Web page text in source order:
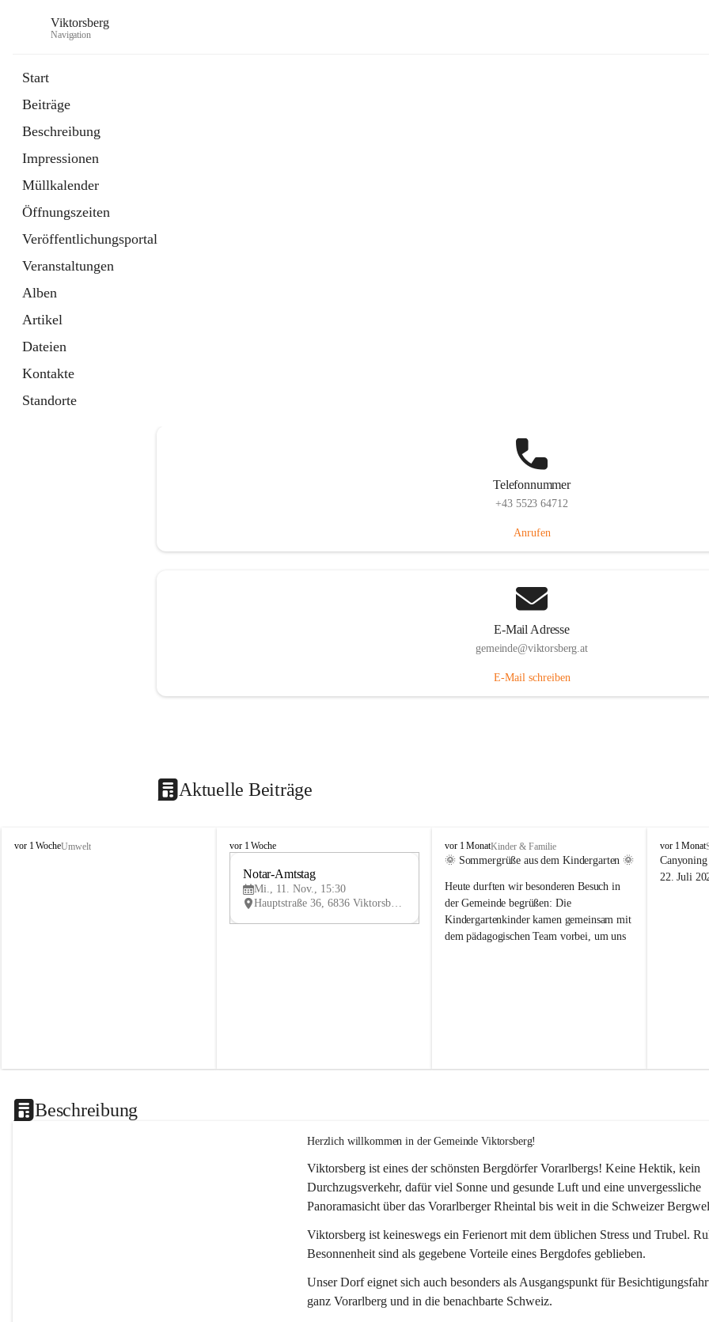
Viktorsberg
Navigation
Start
Beiträge
Beschreibung
Impressionen
Müllkalender
Öffnungszeiten
Veröffentlichungsportal
Veranstaltungen
Alben
Artikel
Dateien
Kontakte
Standorte
Telefonnummer
+43 5523 64712
Anrufen
E-Mail Adresse
gemeinde@viktorsberg.at
E-Mail schreiben
Aktuelle Beiträge
V
vor 1 WocheUmwelt
V
vor 1 Woche
V
Notar-Amtstag
Mi., 11. Nov., 15:30
Hauptstraße 36, 6836 Viktorsberg, AUT
V
i
t
o
r
s
vor 1 MonatKinder & Familie
🌞 Sommergrüße aus dem Kindergarten 🌞
Heute durften wir besonderen Besuch in
der Gemeinde begrüßen: Die
Kindergartenkinder kamen gemeinsam mit
dem pädagogischen Team vorbei, um uns
V
i
k
vor 1 Monat
22. Juli
Beschreibung
Herzlich willkommen in der Gemeinde Viktorsberg!
Viktorsberg ist eines der schönsten Bergdörfer Vorarlbergs! Keine Hektik, kein
Durchzugsverkehr, dafür viel Sonne und gesunde Luft und eine unvergessliche
Panoramasicht über das Vorarlberger Rheintal bis weit in die Schweizer
Viktorsberg ist keineswegs ein Ferienort mit dem üblichen Stress und Trubel.
Besonnenheit sind als gegebene Vorteile eines Bergdofes geblieben.
Unser Dorf eignet sich auch besonders als Ausgangspunkt für
ganz Vorarlberg und in die benachbarte Schweiz.